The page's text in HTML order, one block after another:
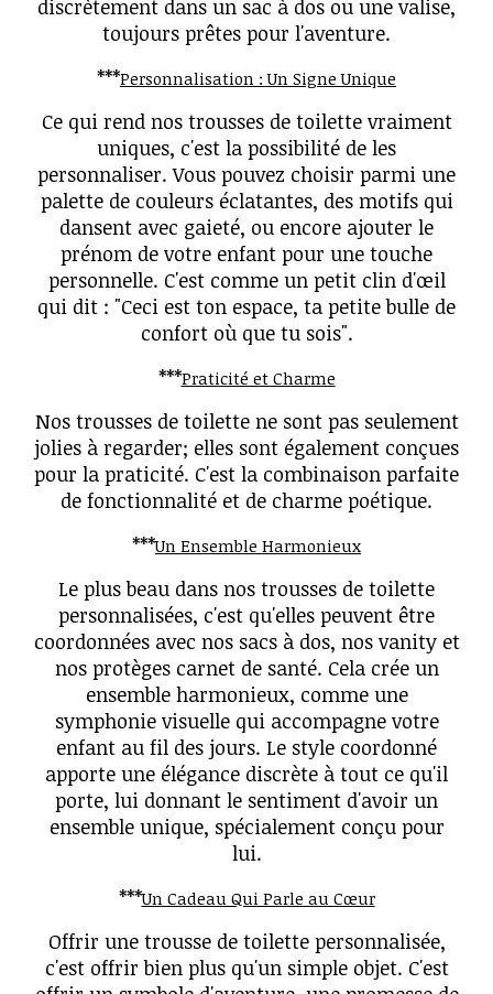
discrètement dans un sac à dos ou une valise,
toujours prêtes pour l'aventure.
***Personnalisation : Un Signe Unique
Ce qui rend nos trousses de toilette vraiment
uniques, c'est la possibilité de les
personnaliser. Vous pouvez choisir parmi une
palette de couleurs éclatantes, des motifs qui
dansent avec gaieté, ou encore ajouter le
prénom de votre enfant pour une touche
personnelle. C'est comme un petit clin d'œil
qui dit : "Ceci est ton espace, ta petite bulle de
confort où que tu sois".
***Praticité et Charme
Nos trousses de toilette ne sont pas seulement
jolies à regarder; elles sont également conçues
pour la praticité. C'est la combinaison parfaite
de fonctionnalité et de charme poétique.
***Un Ensemble Harmonieux
Le plus beau dans nos trousses de toilette
personnalisées, c'est qu'elles peuvent être
coordonnées avec nos sacs à dos, nos vanity et
nos protèges carnet de santé. Cela crée un
ensemble harmonieux, comme une
symphonie visuelle qui accompagne votre
enfant au fil des jours. Le style coordonné
apporte une élégance discrète à tout ce qu'il
porte, lui donnant le sentiment d'avoir un
ensemble unique, spécialement conçu pour
lui.
***Un Cadeau Qui Parle au Cœur
Offrir une trousse de toilette personnalisée,
c'est offrir bien plus qu'un simple objet. C'est